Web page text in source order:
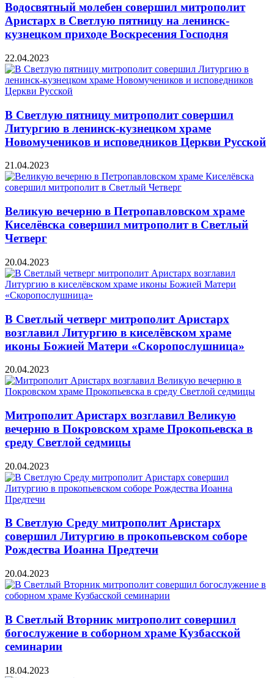
Водосвятный молебен совершил митрополит
Аристарх в Светлую пятницу на ленинск-
кузнецком приходе Воскресения Господня
22.04.2023
В Светлую пятницу митрополит совершил
Литургию в ленинск-кузнецком храме
Новомучеников и исповедников Церкви Русской
21.04.2023
Великую вечерню в Петропавловском храме
Киселёвска совершил митрополит в Светлый
Четверг
20.04.2023
В Светлый четверг митрополит Аристарх
возглавил Литургию в киселёвском храме
иконы Божией Матери «Скоропослушница»
20.04.2023
Митрополит Аристарх возглавил Великую
вечерню в Покровском храме Прокопьевска в
среду Светлой седмицы
20.04.2023
В Светлую Среду митрополит Аристарх
совершил Литургию в прокопьевском соборе
Рождества Иоанна Предтечи
20.04.2023
В Светлый Вторник митрополит совершил
богослужение в соборном храме Кузбасской
семинарии
18.04.2023